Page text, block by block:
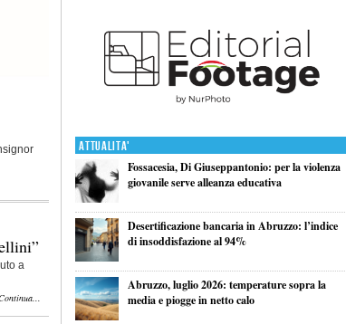
a
Attualita'
Fossacesia, Di Giuseppantonio: per la violenza
giovanile serve alleanza educativa
Desertificazione bancaria in Abruzzo: l’indice
di insoddisfazione al 94%
Abruzzo, luglio 2026: temperature sopra la
media e piogge in netto calo